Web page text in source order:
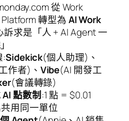
從 Work
轉型為AI Work
訴求是「人 + AI Agent 一
:Sidekick(個人助理)、
作者)、 Vibe(AI 開發工
(會議轉錄)
AI 點數制:1 點 = $0.01
用同一單位